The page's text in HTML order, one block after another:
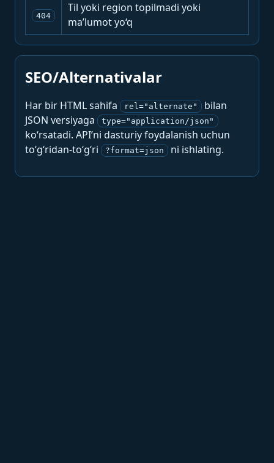
404
Til yoki region topilmadi yoki
ma’lumot yo‘q
SEO/Alternativalar
Har bir HTML sahifa rel="alternate"
bilan
JSON versiyaga
type="application/json"
ko‘rsatadi. API’ni dasturiy foydalanish uchun
to‘g‘ridan-to‘g‘ri
?format=json ni ishlating.